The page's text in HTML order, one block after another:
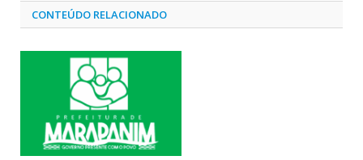
CONTEÚDO RELACIONADO